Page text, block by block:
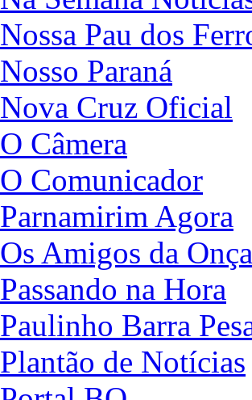
Nossa Pau dos
Nosso Paraná
Nova Cruz Oficial
O Câmera
O Comunicador
Parnamirim Agora
Os Amigos da Onça
Passando na Hora
Paulinho Barra
Plantão de Notícias